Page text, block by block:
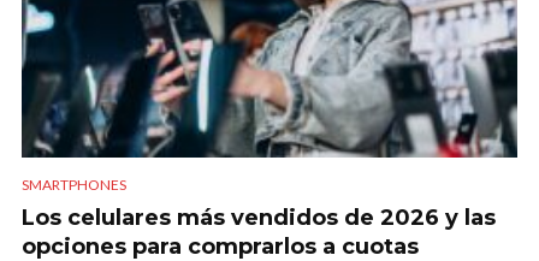
SMARTPHONES
Los celulares más vendidos de 2026 y las
opciones para comprarlos a cuotas